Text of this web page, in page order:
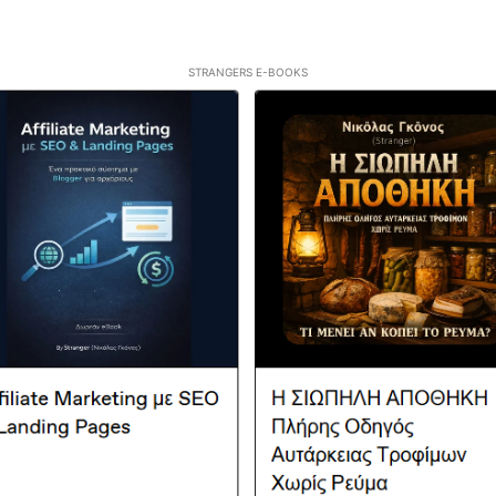
STRANGERS E-BOOKS